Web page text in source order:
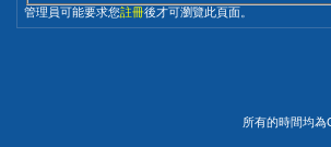
管理員可能要求您註冊後才可瀏覽此頁面。
所有的時間均為